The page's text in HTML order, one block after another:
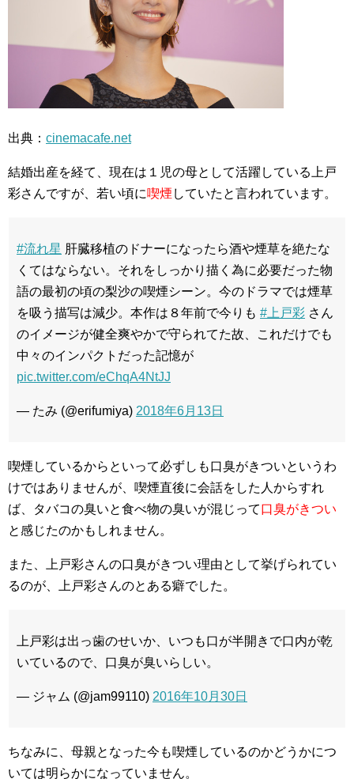
出典： cinemacafe.net
結婚出産を経て、現在は１児の母として活躍している上戸
彩さんですが、若い頃に喫煙 していたと言われています。
#流れ星 肝臓移植のドナーになったら酒や煙草を絶たな
くてはならない。それをしっかり描く為に必要だった物
語の最初の頃の梨沙の喫煙シーン。今のドラマでは煙草
を吸う描写は減少。本作は８年前で今りも #上戸彩 さん
のイメージが健全爽やかで守られてた故、これだけでも
中々のインパクトだった記憶が
pic.twitter.com/eChqA4NtJJ
— たみ (@erifumiya) 2018年6月13日
喫煙しているからといって必ずしも口臭がきついというわ
けではありませんが、喫煙直後に会話をした人からすれ
ば、タバコの臭いと食べ物の臭いが混じって口臭がきつい
と感じたのかもしれません。
また、上戸彩さんの口臭がきつい理由として挙げられてい
るのが、上戸彩さんのとある癖でした。
上戸彩は出っ歯のせいか、いつも口が半開きで口内が乾
いているので、口臭が臭いらしい。
— ジャム (@jam99110) 2016年10月30日
ちなみに、母親となった今も喫煙しているのかどうかにつ
いては明らかになっていません。